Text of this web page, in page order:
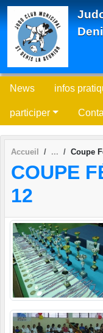
News infos
participer
Accueil Coupe
COUPE
12
Panneau de gestion